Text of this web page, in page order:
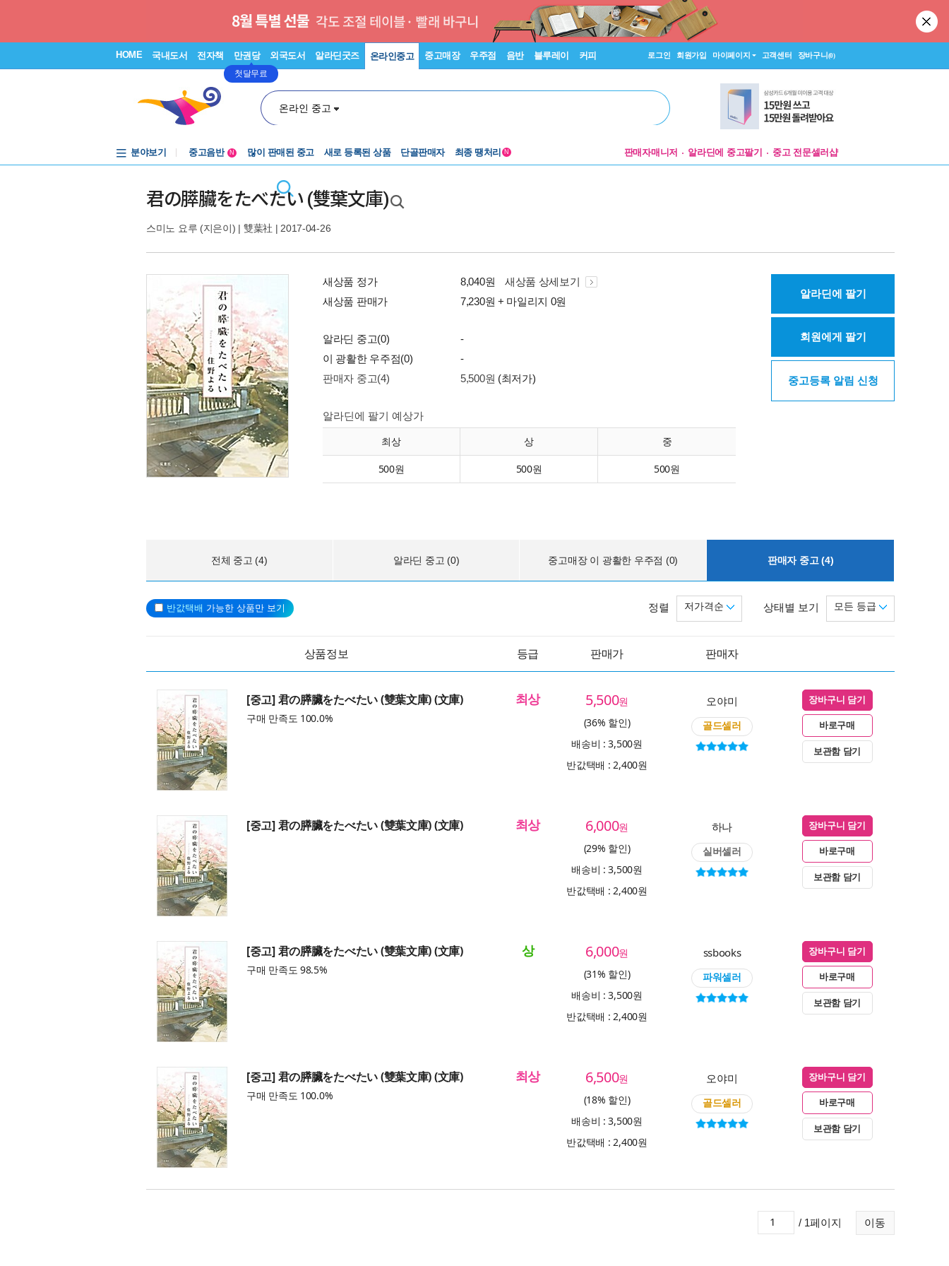
HOME 국내도서 전자책 만권당
첫달무료
외국도서 알라딘굿즈 온라인중고 중고매장 우주점 음반 블루레이 커피 로그인 회원가입 마이페이지 고객센터 장바구니(0)
온라인 중고
분야보기
중고음반
중고음반
N 많이 판매된 중고 새로 등록된 상품 단골판매자 최종 땡처리 N 판매자매니저 알라딘에 중고팔기 중고 전문셀러샵
君の膵臟をたべたい (雙葉文庫)
스미노 요루 (지은이) | 雙葉社 | 2017-04-26
새상품 정가 8,040원
새상품 상세보기
새상품 판매가
7,230원 + 마일리지 0원
알라딘 중고(0)
-
이 광활한 우주점(0)
-
판매자 중고(4)
5,500원 (최저가)
알라딘에 팔기 예상가
최상 상 중
500원 500원 500원
알라딘에 팔기
회원에게 팔기
중고등록 알림 신청
전체 중고 (4) 알라딘 중고 (0) 중고매장 이 광활한 우주점 (0) 판매자 중고 (4)
반값택배 가능한 상품만 보기 상태별 보기 모든 등급
정렬 저가격순
상품정보 등급 판매가 판매자
[중고] 君の膵臟をたべたい (雙葉文庫) (文庫)
구매 만족도 100.0%
최상 5,500원
(36% 할인)
배송비 : 3,500원
반값택배 : 2,400원
오야미
골드셀러
장바구니 담기
바로구매
보관함 담기
[중고] 君の膵臟をたべたい (雙葉文庫) (文庫) 최상 6,000원
(29% 할인)
배송비 : 3,500원
반값택배 : 2,400원
하나
실버셀러
장바구니 담기
바로구매
보관함 담기
[중고] 君の膵臟をたべたい (雙葉文庫) (文庫)
구매 만족도 98.5%
상 6,000원
(31% 할인)
배송비 : 3,500원
반값택배 : 2,400원
ssbooks
파워셀러
장바구니 담기
바로구매
보관함 담기
[중고] 君の膵臟をたべたい (雙葉文庫) (文庫)
구매 만족도 100.0%
최상 6,500원
(18% 할인)
배송비 : 3,500원
반값택배 : 2,400원
오야미
골드셀러
장바구니 담기
바로구매
보관함 담기
이동
/ 1페이지